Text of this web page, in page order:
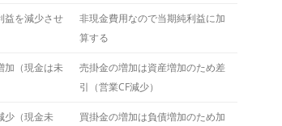
益を減少させ
非現金費用なので当期純利益に加
算する
加（現金は未
売掛金の増加は資産増加のため差
引（営業CF減少）
少（現金未
買掛金の増加は負債増加のため加